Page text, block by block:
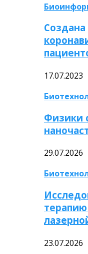
17.07.2023
Физики
29.07.2026
23.07.2026